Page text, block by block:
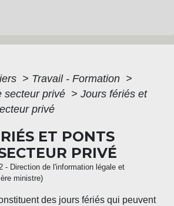
> Travail - Formation >
secteur privé > Jours fériés et
privé
ET PONTS
PRIVÉ
- Direction de l'information légale et
ministre)
des jours fériés qui peuvent